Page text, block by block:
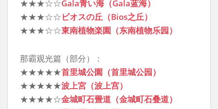
★★★☆☆Gala青い海（Gala蓝海）
★★★☆☆ビオスの丘（Bios之丘）
★★★☆☆東南植物楽園（东南植物乐园）
那霸观光篇（部分）：
★★★★★首里城公園（首里城公园）
★★★★★波上宮（波上宫）
★★★★☆金城町石畳道（金城町石叠道）